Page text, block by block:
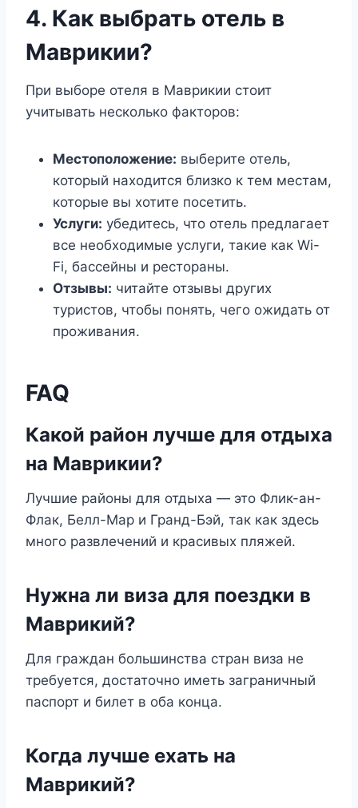
4. Как выбрать отель в
Маврикии?
При выборе отеля в Маврикии стоит
учитывать несколько факторов:
Местоположение: выберите отель,
который находится близко к тем местам,
которые вы хотите посетить.
Услуги: убедитесь, что отель предлагает
все необходимые услуги, такие как Wi-
Fi, бассейны и рестораны.
Отзывы: читайте отзывы других
туристов, чтобы понять, чего ожидать от
проживания.
FAQ
Какой район лучше для отдыха
на Маврикии?
Лучшие районы для отдыха — это Флик-ан-
Флак, Белл-Мар и Гранд-Бэй, так как здесь
много развлечений и красивых пляжей.
Нужна ли виза для поездки в
Маврикий?
Для граждан большинства стран виза не
требуется, достаточно иметь заграничный
паспорт и билет в оба конца.
Когда лучше ехать на
Маврикий?